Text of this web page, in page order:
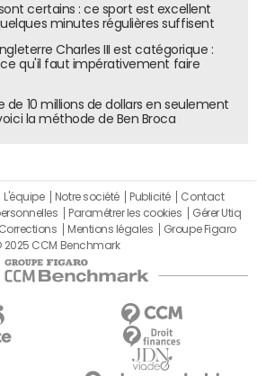
certains : ce sport est excellent
minutes régulières suffisent
Charles III est catégorique :
qu'il faut impérativement faire
de 10 millions de dollars en seulement
la méthode de Ben Broca
L'équipe Notre société Publicité
Contact
Paramétrer les cookies
Gérer Utiq
Corrections Mentions légales
Groupe Figaro
2025 CCM Benchmark